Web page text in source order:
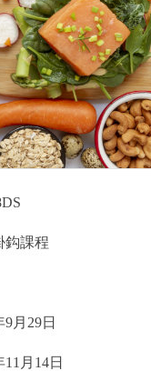
鈎課程
9月29日
11月14日